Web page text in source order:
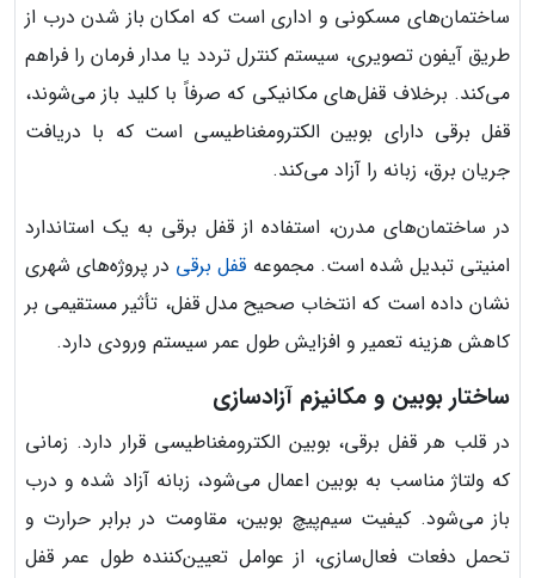
ساختمان‌های مسکونی و اداری است که امکان باز شدن درب از
طریق آیفون تصویری، سیستم کنترل تردد یا مدار فرمان را فراهم
می‌کند. برخلاف قفل‌های مکانیکی که صرفاً با کلید باز می‌شوند،
قفل برقی دارای بوبین الکترومغناطیسی است که با دریافت
جریان برق، زبانه را آزاد می‌کند.
در ساختمان‌های مدرن، استفاده از قفل برقی به یک استاندارد
امنیتی تبدیل شده است. مجموعه قفل برقی در پروژه‌های شهری
نشان داده است که انتخاب صحیح مدل قفل، تأثیر مستقیمی بر
کاهش هزینه تعمیر و افزایش طول عمر سیستم ورودی دارد.
ساختار بوبین و مکانیزم آزادسازی
در قلب هر قفل برقی، بوبین الکترومغناطیسی قرار دارد. زمانی
که ولتاژ مناسب به بوبین اعمال می‌شود، زبانه آزاد شده و درب
باز می‌شود. کیفیت سیم‌پیچ بوبین، مقاومت در برابر حرارت و
تحمل دفعات فعال‌سازی، از عوامل تعیین‌کننده طول عمر قفل